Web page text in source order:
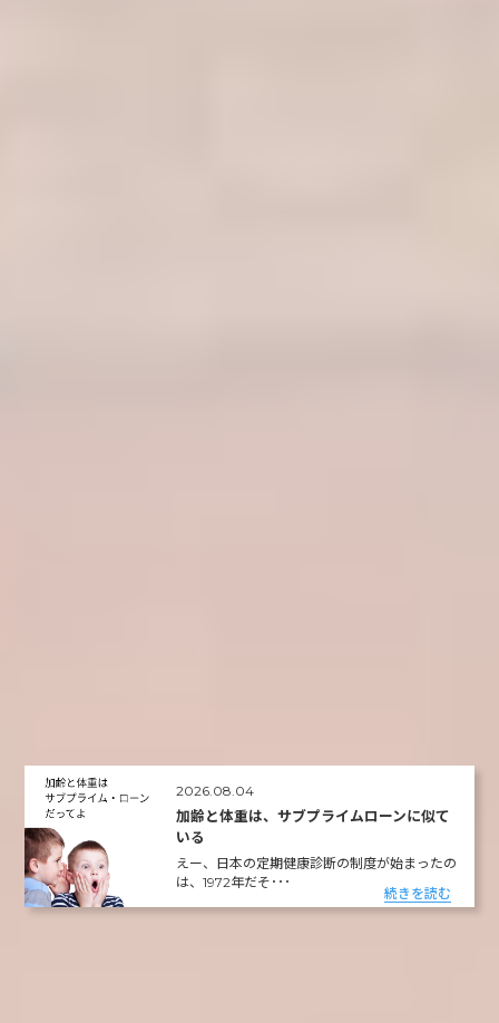
2026.08.04
加齢と体重は、サブプライムローンに似て
いる
えー、日本の定期健康診断の制度が始まったの
は、1972年だそ･･･
続きを読む